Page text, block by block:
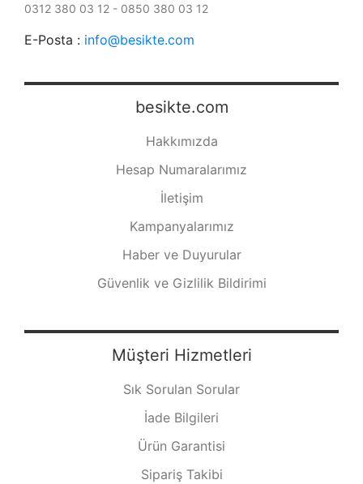
0312 380 03 12 - 0850 380 03 12
E-Posta : info@besikte.com
besikte.com
Hakkımızda
Hesap Numaralarımız
İletişim
Kampanyalarımız
Haber ve Duyurular
Güvenlik ve Gizlilik Bildirimi
Müşteri Hizmetleri
Sık Sorulan Sorular
İade Bilgileri
Ürün Garantisi
Sipariş Takibi